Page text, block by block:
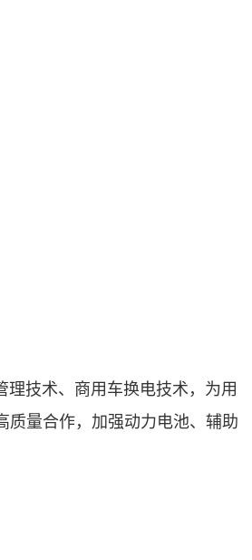
技术、商用车换电技术，为用
质量合作，加强动力电池、辅助